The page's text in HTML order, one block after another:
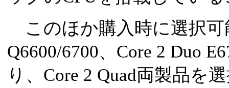
このほか購入時に選択可
Q6600/6700、Core 2 Duo
り、Core 2 Quad両製品を